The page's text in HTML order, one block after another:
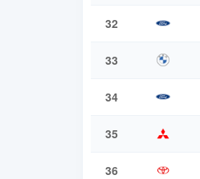
32
33
34
35
36